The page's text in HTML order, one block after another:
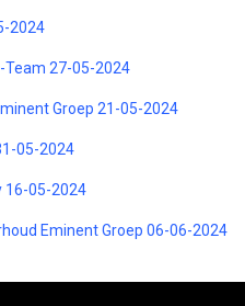
2024
Team 27-05-2024
Groep 21-05-2024
05-2024
16-05-2024
Eminent Groep 06-06-2024